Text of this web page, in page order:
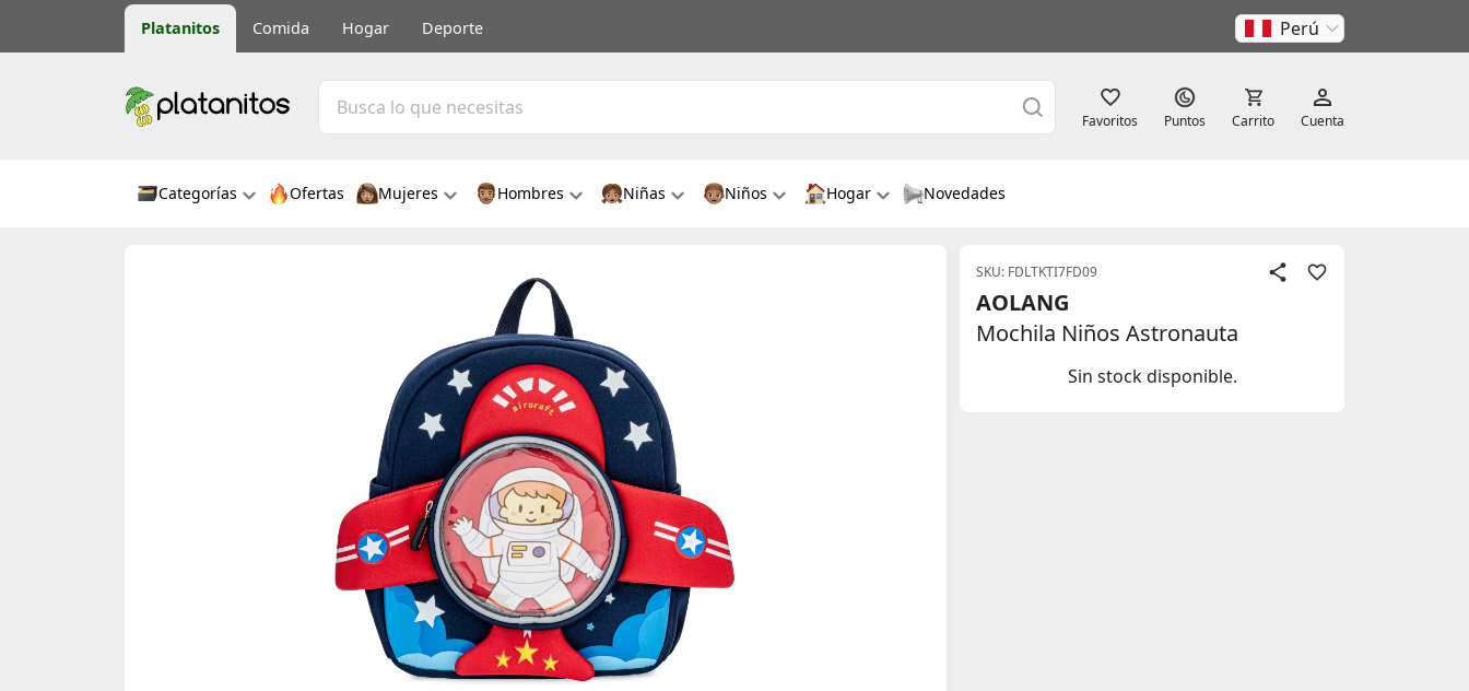
Platanitos Comida Hogar Deporte Perú
Favoritos Puntos Carrito Cuenta
Categorías Ofertas Mujeres Hombres Niñas Niños Hogar Novedades
SKU: FDLTKTI7FD09
AOLANG
Mochila Niños Astronauta
Sin stock disponible.